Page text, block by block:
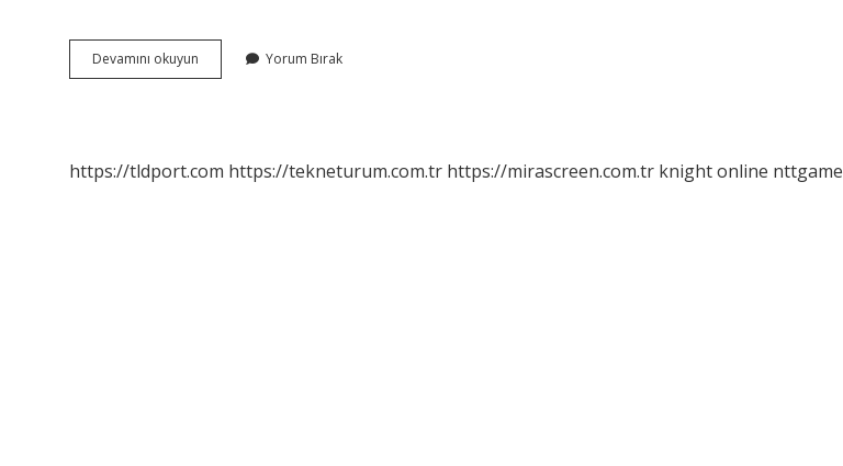
Devamını okuyun
Hangi
Yorum Bırak
https://tldport.com https://tekneturum.com.tr https://mirascreen.com.tr knight online nttgame